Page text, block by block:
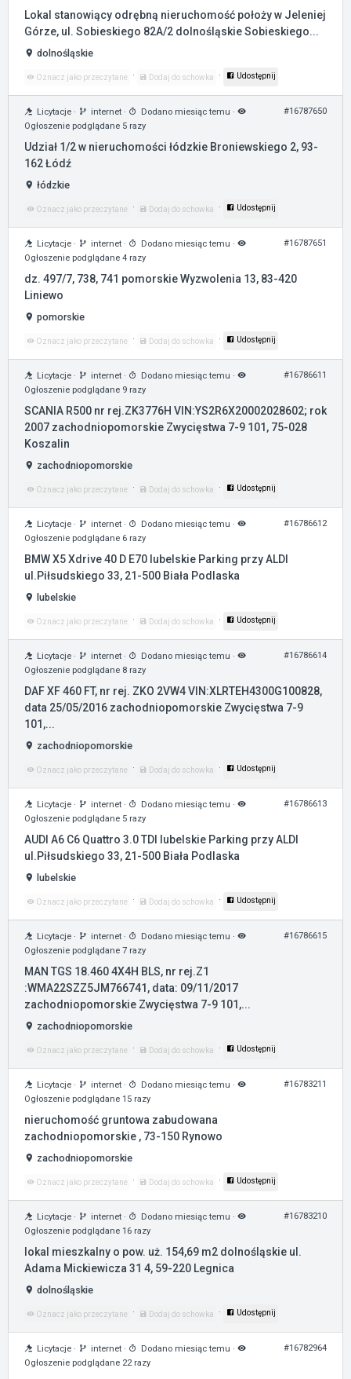
Lokal stanowiący odrębną nieruchomość położy w Jeleniej
Górze, ul. Sobieskiego 82A/2 dolnośląskie Sobieskiego...
dolnośląskie
Oznacz jako przeczytane · Dodaj do schowka · Udostępnij
Licytacje · internet · Dodano miesiąc temu ·
Ogłoszenie podglądane 5 razy
#16787650
Udział 1/2 w nieruchomości łódzkie Broniewskiego 2, 93-
162 Łódź
łódzkie
Oznacz jako przeczytane · Dodaj do schowka · Udostępnij
Licytacje · internet · Dodano miesiąc temu ·
Ogłoszenie podglądane 4 razy
#16787651
dz. 497/7, 738, 741 pomorskie Wyzwolenia 13, 83-420
Liniewo
pomorskie
Oznacz jako przeczytane · Dodaj do schowka · Udostępnij
Licytacje · internet · Dodano miesiąc temu ·
Ogłoszenie podglądane 9 razy
#16786611
SCANIA R500 nr rej.ZK3776H VIN:YS2R6X20002028602; rok
2007 zachodniopomorskie Zwycięstwa 7-9 101, 75-028
Koszalin
zachodniopomorskie
Oznacz jako przeczytane · Dodaj do schowka · Udostępnij
Licytacje · internet · Dodano miesiąc temu ·
Ogłoszenie podglądane 6 razy
#16786612
BMW X5 Xdrive 40 D E70 lubelskie Parking przy ALDI
ul.Piłsudskiego 33, 21-500 Biała Podlaska
lubelskie
Oznacz jako przeczytane · Dodaj do schowka · Udostępnij
Licytacje · internet · Dodano miesiąc temu ·
Ogłoszenie podglądane 8 razy
#16786614
DAF XF 460 FT, nr rej. ZKO 2VW4 VIN:XLRTEH4300G100828,
data 25/05/2016 zachodniopomorskie Zwycięstwa 7-9
101,...
zachodniopomorskie
Oznacz jako przeczytane · Dodaj do schowka · Udostępnij
Licytacje · internet · Dodano miesiąc temu ·
Ogłoszenie podglądane 5 razy
#16786613
AUDI A6 C6 Quattro 3.0 TDI lubelskie Parking przy ALDI
ul.Piłsudskiego 33, 21-500 Biała Podlaska
lubelskie
Oznacz jako przeczytane · Dodaj do schowka · Udostępnij
Licytacje · internet · Dodano miesiąc temu ·
Ogłoszenie podglądane 7 razy
#16786615
MAN TGS 18.460 4X4H BLS, nr rej.Z1
:WMA22SZZ5JM766741, data: 09/11/2017
zachodniopomorskie Zwycięstwa 7-9 101,...
zachodniopomorskie
Oznacz jako przeczytane · Dodaj do schowka · Udostępnij
Licytacje · internet · Dodano miesiąc temu ·
Ogłoszenie podglądane 15 razy
#16783211
nieruchomość gruntowa zabudowana
zachodniopomorskie , 73-150 Rynowo
zachodniopomorskie
Oznacz jako przeczytane · Dodaj do schowka · Udostępnij
Licytacje · internet · Dodano miesiąc temu ·
Ogłoszenie podglądane 16 razy
#16783210
lokal mieszkalny o pow. uż. 154,69 m2 dolnośląskie ul.
Adama Mickiewicza 31 4, 59-220 Legnica
dolnośląskie
Oznacz jako przeczytane · Dodaj do schowka · Udostępnij
Licytacje · internet · Dodano miesiąc temu ·
Ogłoszenie podglądane 22 razy
#16782964